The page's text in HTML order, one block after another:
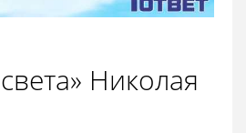
Николая